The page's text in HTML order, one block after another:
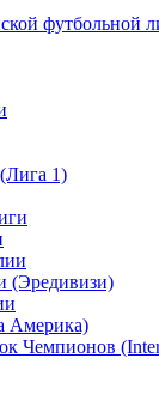
футбольной
1)
(Эредивизи)
Америка)
Чемпионов